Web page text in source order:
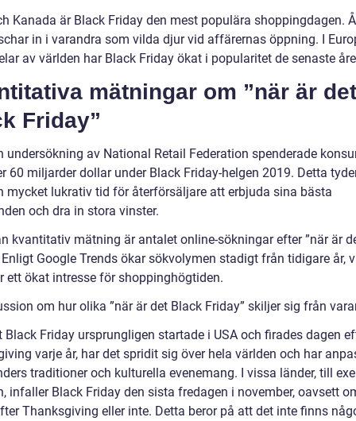
Kanada är Black Friday den mest populära shoppingdagen.
in i varandra som vilda djur vid affärernas öppning. I
av världen har Black Friday ökat i popularitet de senaste
mätningar om ”när är det
Friday”
undersökning av National Retail Federation spenderade
60 miljarder dollar under Black Friday-helgen 2019. Detta
mycket lukrativ tid för återförsäljare att erbjuda sina bästa
och dra in stora vinster.
kvantitativ mätning är antalet online-sökningar efter ”när är
Enligt Google Trends ökar sökvolymen stadigt från tidigare år,
ett ökat intresse för shoppinghögtiden.
om hur olika ”när är det Black Friday” skiljer sig från
Black Friday ursprungligen startade i USA och firades dagen
varje år, har det spridit sig över hela världen och har
traditioner och kulturella evenemang. I vissa länder, till
infaller Black Friday den sista fredagen i november, oavsett
Thanksgiving eller inte. Detta beror på att det inte finns